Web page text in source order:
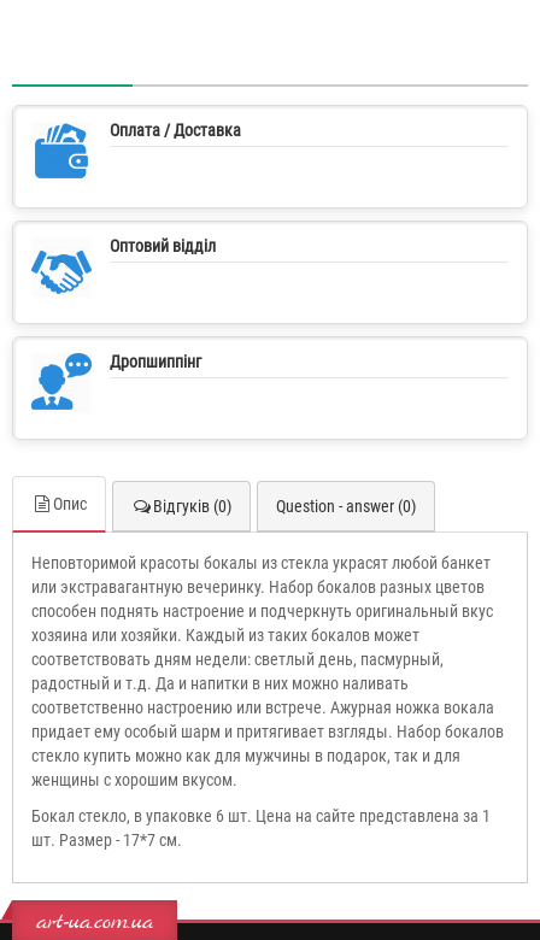
Оплата / Доставка
Оптовий відділ
Дропшиппінг
Опис Відгуків (0) Question - answer (0)
Неповторимой красоты бокалы из стекла украсят любой банкет
или экстравагантную вечеринку. Набор бокалов разных цветов
способен поднять настроение и подчеркнуть оригинальный вкус
хозяина или хозяйки. Каждый из таких бокалов может
соответствовать дням недели: светлый день, пасмурный,
радостный и т.д. Да и напитки в них можно наливать
соответственно настроению или встрече. Ажурная ножка вокала
придает ему особый шарм и притягивает взгляды. Набор бокалов
стекло купить можно как для мужчины в подарок, так и для
женщины с хорошим вкусом.
Бокал стекло, в упаковке 6 шт. Цена на сайте представлена за 1
шт. Размер - 17*7 см.
art-ua.com.ua